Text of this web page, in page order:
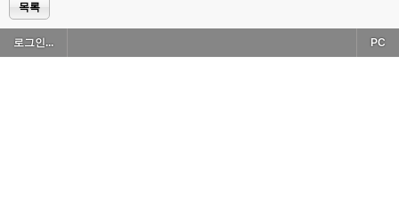
목록
로그인... PC